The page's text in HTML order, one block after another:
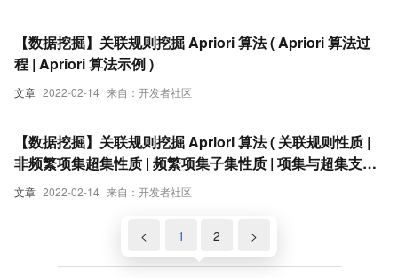
文章 2022-02-14 来自：开发者社区
【数据挖掘】关联规则挖掘 Apriori 算法 ( Apriori 算法过
程 | Apriori 算法示例 )
文章 2022-02-14 来自：开发者社区
【数据挖掘】关联规则挖掘 Apriori 算法 ( 关联规则性质 |
非频繁项集超集性质 | 频繁项集子集性质 | 项集与超集支持
度性质 )
< 1 2 >